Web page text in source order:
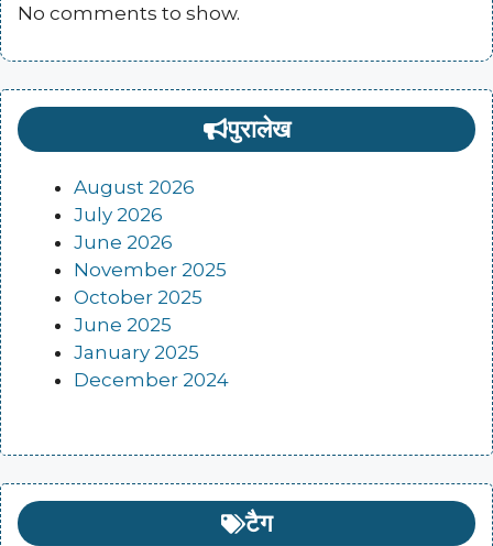
No comments to show.
पुरालेख
August 2026
July 2026
June 2026
November 2025
October 2025
June 2025
January 2025
December 2024
टैग